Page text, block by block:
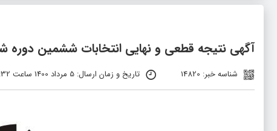
آگهی نتیجه قطعی و نهایی انتخابات ششمین
شناسه خبر: 14820 تاریخ و زمان ارسال: 5 مرداد 1400 ساعت 08:32